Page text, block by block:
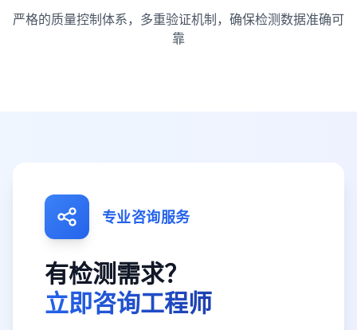
严格的质量控制体系，多重验证机制，确保检测数据准确可
靠
专业咨询服务
有检测需求？
立即咨询工程师